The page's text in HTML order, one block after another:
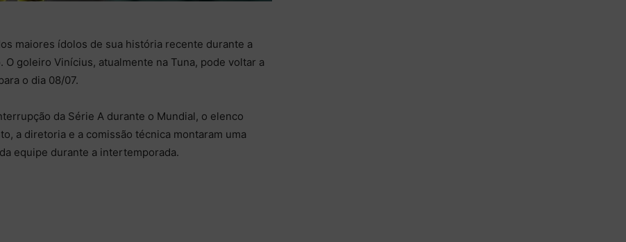
maiores ídolos de sua história recente durante a
O goleiro Vinícius, atualmente na Tuna, pode voltar a
o dia 08/07.
da Série A durante o Mundial, o elenco
a diretoria e a comissão técnica montaram uma
equipe durante a intertemporada.